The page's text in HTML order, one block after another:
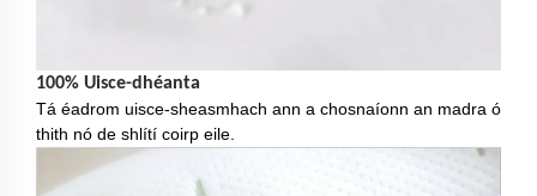
100% Uisce-dhéanta
Tá éadrom uisce-sheasmhach ann a chosnaíonn an madra ó
thith nó de shlítí coirp eile.